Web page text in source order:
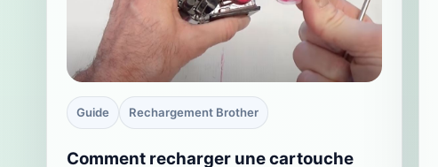
Guide Rechargement Brother
Comment recharger une cartouche